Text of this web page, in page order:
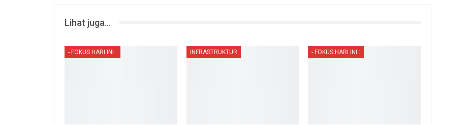
Lihat juga...
- FOKUS HARI INI : INFRASTRUKTUR - FOKUS HARI INI :